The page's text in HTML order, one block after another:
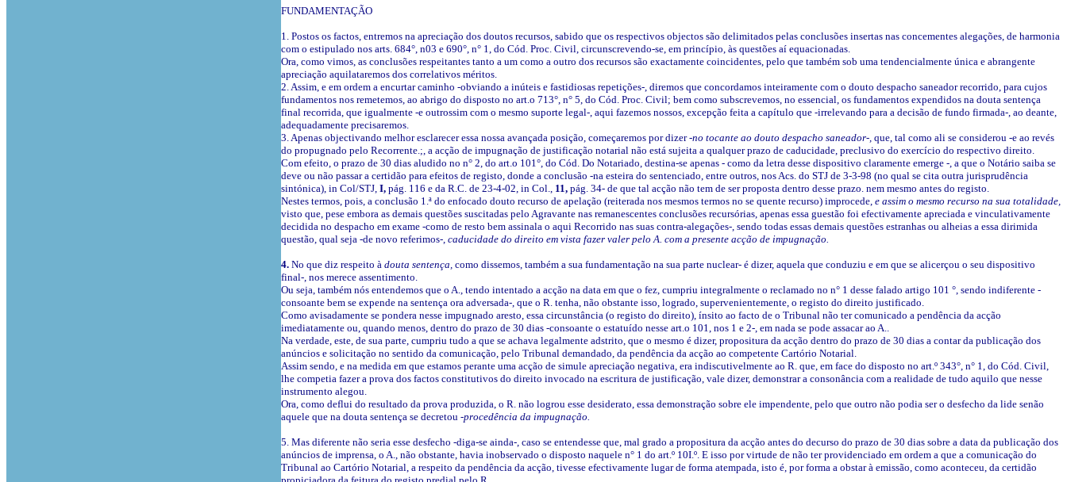
FUNDAMENTAÇÃO
1. Postos os factos, entremos na apreciação dos doutos recursos, sabido que os respectivos objectos são delimitados pelas conclusões insertas nas concementes alegações, de harmonia
com o estipulado nos arts. 684°, n03 e 690°, n° 1, do Cód. Proc. Civil, circunscrevendo-se, em princípio, às questões aí equacionadas.
Ora, como vimos, as conclusões respeitantes tanto a um como a outro dos recursos são exactamente coincidentes, pelo que também sob uma tendencialmente única e abrangente
apreciação aquilataremos dos correlativos méritos.
2. Assim, e em ordem a encurtar caminho -obviando a inúteis e fastidiosas repetições-, diremos que concordamos inteiramente com o douto despacho saneador recorrido, para cujos
fundamentos nos remetemos, ao abrigo do disposto no art.o 713°, n° 5, do Cód. Proc. Civil; bem como subscrevemos, no essencial, os fundamentos expendidos na douta sentença
final recorrida, que igualmente -e outrossim com o mesmo suporte legal-, aqui fazemos nossos, excepção feita a capítulo que -irrelevando para a decisão de fundo firmada-, ao deante,
adequadamente precisaremos.
3. Apenas objectivando melhor esclarecer essa nossa avançada posição, começaremos por dizer-no tocante ao douto despacho saneador-, que, tal como ali se considerou -e ao revés
do propugnado pelo Recorrente.;, a acção de impugnação de justificação notarial não está sujeita a qualquer prazo de caducidade, preclusivo do exercício do respectivo direito.
Com efeito, o prazo de 30 dias aludido no n° 2, do art.o 101°, do Cód. Do Notariado, destina-se apenas - como da letra desse dispositivo claramente emerge -, a que o Notário saiba se
deve ou não passar a certidão para efeitos de registo, donde a conclusão -na esteira do sentenciado, entre outros, nos Acs. do STJ de 3-3-98 (no qual se cita outra jurisprudência
sintónica), in Col/STJ, I, pág. 116 e da R.C. de 23-4-02, in Col., 11, pág. 34- de que tal acção não tem de ser proposta dentro desse prazo. nem mesmo antes do registo.
Nestes termos, pois, a conclusão 1.ª do enfocado douto recurso de apelação (reiterada nos mesmos termos no se quente recurso) improcede, e assim o mesmo recurso na sua totalidade,
visto que, pese embora as demais questões suscitadas pelo Agravante nas remanescentes conclusões recursórias, apenas essa guestão foi efectivamente apreciada e vinculativamente
decidida no despacho em exame -como de resto bem assinala o aqui Recorrido nas suas contra-alegações-, sendo todas essas demais questões estranhas ou alheias a essa dirimida
questão, qual seja -de novo referimos-, caducidade do direito em vista fazer valer pelo A. com a presente acção de impugnação.
4. No que diz respeito à douta sentença, como dissemos, também a sua fundamentação na sua parte nuclear- é dizer, aquela que conduziu e em que se alicerçou o seu dispositivo
final-, nos merece assentimento.
Ou seja, também nós entendemos que o A., tendo intentado a acção na data em que o fez, cumpriu integralmente o reclamado no n° 1 desse falado artigo 101 °, sendo indiferente -
consoante bem se expende na sentença ora adversada-, que o R. tenha, não obstante isso, logrado, supervenientemente, o registo do direito justificado.
Como avisadamente se pondera nesse impugnado aresto, essa circunstância (o registo do direito), ínsito ao facto de o Tribunal não ter comunicado a pendência da acção
imediatamente ou, quando menos, dentro do prazo de 30 dias -consoante o estatuído nesse art.o 101, nos 1 e 2-, em nada se pode assacar ao A..
Na verdade, este, de sua parte, cumpriu tudo a que se achava legalmente adstrito, que o mesmo é dizer, propositura da acção dentro do prazo de 30 dias a contar da publicação dos
anúncios e solicitação no sentido da comunicação, pelo Tribunal demandado, da pendência da acção ao competente Cartório Notarial.
Assim sendo, e na medida em que estamos perante uma acção de simule apreciação negativa, era indiscutivelmente ao R. que, em face do disposto no art.º 343°, n° 1, do Cód. Civil,
lhe competia fazer a prova dos factos constitutivos do direito invocado na escritura de justificação, vale dizer, demonstrar a consonância com a realidade de tudo aquilo que nesse
instrumento alegou.
Ora, como deflui do resultado da prova produzida, o R. não logrou esse desiderato, essa demonstração sobre ele impendente, pelo que outro não podia ser o desfecho da lide senão
aquele que na douta sentença se decretou -procedência da impugnação.
5. Mas diferente não seria esse desfecho -diga-se ainda-, caso se entendesse que, mal grado a propositura da acção antes do decurso do prazo de 30 dias sobre a data da publicação dos
anúncios de imprensa, o A., não obstante, havia inobservado o disposto naquele n° 1 do art.º 10I.º. E isso por virtude de não ter providenciado em ordem a que a comunicação do
Tribunal ao Cartório Notarial, a respeito da pendência da acção, tivesse efectivamente lugar de forma atempada, isto é, por forma a obstar à emissão, como aconteceu, da certidão